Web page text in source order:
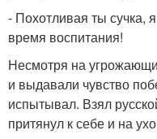
- Похотливая ты сучка,
время воспитания!
Несмотря на
и выдавали чувство
испытывал. Взял
притянул к себе и на